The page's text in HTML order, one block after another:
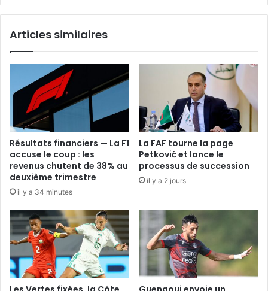
Articles similaires
Résultats financiers — La F1
accuse le coup : les
revenus chutent de 38% au
deuxième trimestre
il y a 34 minutes
La FAF tourne la page
Petković et lance le
processus de succession
il y a 2 jours